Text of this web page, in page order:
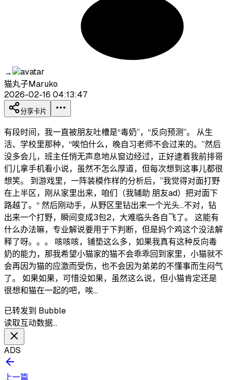
→
猫丸子Maruko
2026-02-16 04:13:47
分享卡片
有段时间，我一直被朋友吐槽是“毒奶”，“反向预测”。 从生
活、学校里那种，“唉怕什么，晚自习老师不会过来的。”然后
没多会儿，班主任悄无声息地从窗边经过，正好逮着我前排哥
们儿拿手机看小说，虽然不怎么厚道，但每次想到这事儿都很
想笑。 到游戏里，一阵装模作样的分析后，”我觉得对面打野
在上半区，刚从家里出来，咱们（我辅助 朋友ad）把对面下
路越了。“ 然后刚动手，从野区里钻出来一个光头...不对，钻
出来一个打野，瞬间变成3包2，大难临头各自飞了。 这能有
什么办法嘛，专业解说要用于下判断，但是妈个鸡这个没法解
释了呀。。。 咳咳咳，铺垫这么多，如果我真有这种反向毒
奶的能力，那我希望小猫家的猫不会乖乖回到家里，小猫就不
会再因为猫的应激而受伤，也不会因为弟弟的不懂事而生闷气
了。 如果如果，可惜没如果，虽然这么说，但小猫肯定还是
很想和猫在一起的吧，唉...
已转发到 Bubble
读取互动数据…
ADS
上一篇